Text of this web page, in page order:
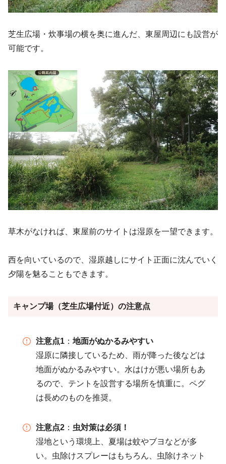
芝生広場・炊事場の横を奥に進んだ、東屋周辺にも設営が
可能です。
草木がなければ、東屋前のサイトは湿原を一望できます。
西を向いているので、湿原越しにサイト正面に沈んでいく
夕陽を魅ることもできます。
キャンプ場（芝生広場付近）の注意点
注意点1： 地面がぬかるみやすい
湿原に隣接しているため、雨が降った後などは
地面がぬかるみやすい。水はけが悪い場所もあ
るので、テントを設営する場所を慎重に。ペグ
は長めのものを推奨。
注意点2： 虫対策は必須！
湿地という環境上、夏場は蚊やブヨなどが多
い。虫除けスプレーはもちろん、虫除けネット